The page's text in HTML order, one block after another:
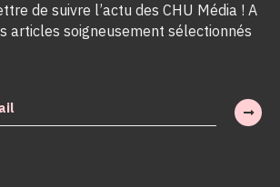
de suivre l’actu des CHU Média ! A
articles soigneusement sélectionnés